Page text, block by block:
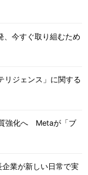
、今すぐ取り組むため
リジェンス」に関する
強化へ Metaが「ブ
業が新しい日常で実